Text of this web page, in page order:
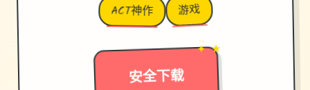
ACT神作 游戏
安全下载
→
✦ ★